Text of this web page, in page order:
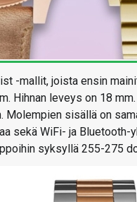
-mallit, joista ensin
Hihnan leveys on 18
sisällä on
sekä WiFi- ja Bluetooth-
syksyllä 255-275